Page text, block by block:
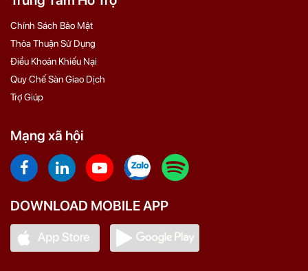
Chính Sách Bảo Mật
Thỏa Thuận Sử Dụng
Điều Khoản Khiếu Nại
Quy Chế Sàn Giao Dịch
Trợ Giúp
Mạng xã hội
DOWNLOAD MOBILE APP